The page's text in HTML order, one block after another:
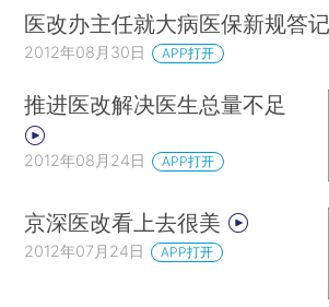
医改办主任就大病医保新规答
2012年08月30日 APP打开
推进医改解决医生总量不足
2012年08月24日 APP打开
京深医改看上去很美
2012年07月24日 APP打开